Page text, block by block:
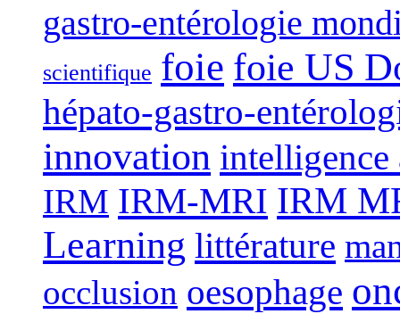
gastro-entérologie
scientifique foie foie US
hépato-gastro-
innovation
IRM IRM-MRI IRM
Learning littérature
occlusion oesophage